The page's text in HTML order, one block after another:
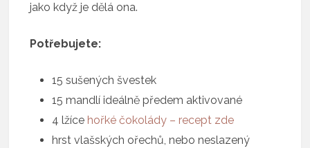
jako když je dělá ona.
Potřebujete:
15 sušených švestek
15 mandlí ideálně předem aktivované
4 lžíce hořké čokolády – recept zde
hrst vlašských ořechů, nebo neslazený